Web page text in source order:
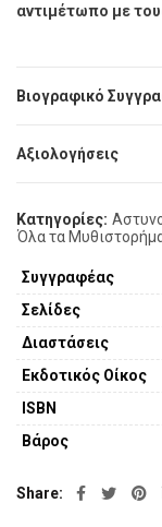
αντιµέτωπο µε
Βιογραφικό
Αξιολογήσεις
Κατηγορίες:
Όλα τα
Συγγραφέας
Σελίδες
Διαστάσεις
Εκδοτικός Οίκος
ISBN
Βάρος
Share